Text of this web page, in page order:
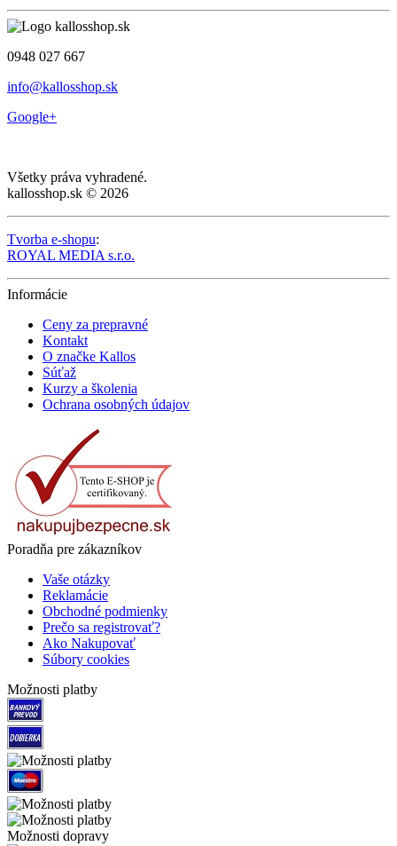
0948 027 667
info@kallosshop.sk
Google+
Všetky práva vyhradené.
kallosshop.sk © 2026
Tvorba e-shopu:
ROYAL MEDIA s.r.o.
Informácie
Ceny za prepravné
Kontakt
O značke Kallos
Súťaž
Kurzy a školenia
Ochrana osobných údajov
Poradňa pre zákazníkov
Vaše otázky
Reklamácie
Obchodné podmienky
Prečo sa registrovať?
Ako Nakupovať
Súbory cookies
Možnosti platby
Možnosti dopravy